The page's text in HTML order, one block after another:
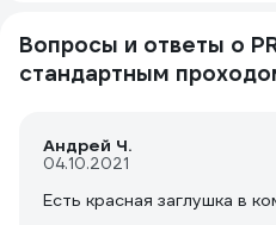
Вопросы и ответы о
стандартным
Андрей Ч.
04.10.2021
Есть красная заглушка в